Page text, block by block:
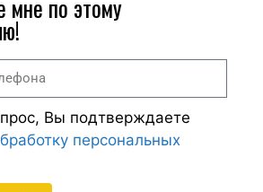
мне по этому
Вы подтверждаете
персональных